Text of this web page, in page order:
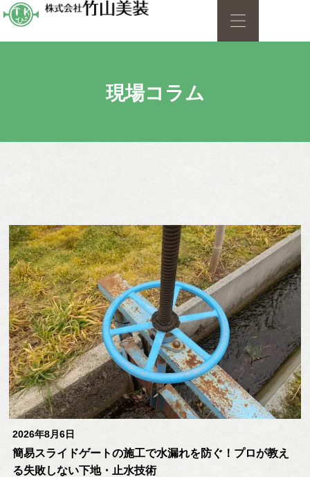
現場コラム
2026年8月6日
簡易スライドゲートの施工で水漏れを防ぐ！プロが教え
る失敗しない下地・止水技術